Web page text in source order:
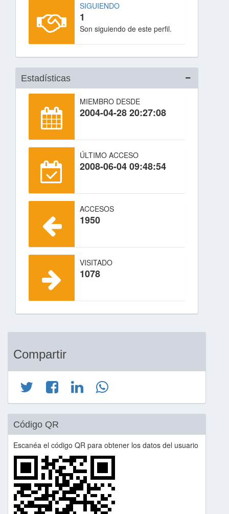
SIGUIENDO
1
Son siguiendo de este perfil.
Estadísticas
MIEMBRO DESDE
2004-04-28 20:27:08
ÚLTIMO ACCESO
2008-06-04 09:48:54
ACCESOS
1950
VISITADO
1078
Compartir
Código QR
Escanéa el código QR para obtener los datos del usuario